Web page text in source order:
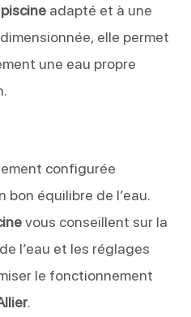
adapté et à une
elle permet
une eau propre
configurée
bon équilibre de l’eau.
vous conseillent sur la
l’eau et les réglages
le fonctionnement
.